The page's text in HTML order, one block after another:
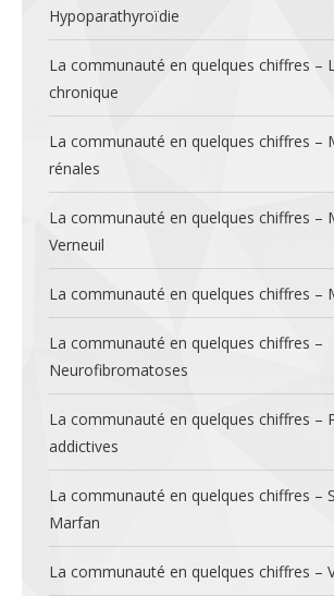
Hypoparathyroïdie
La communauté en quelques chiffres –
chronique
La communauté en quelques chiffres –
rénales
La communauté en quelques chiffres –
Verneuil
La communauté en quelques chiffres –
La communauté en quelques chiffres –
Neurofibromatoses
La communauté en quelques chiffres –
addictives
La communauté en quelques chiffres –
Marfan
La communauté en quelques chiffres –